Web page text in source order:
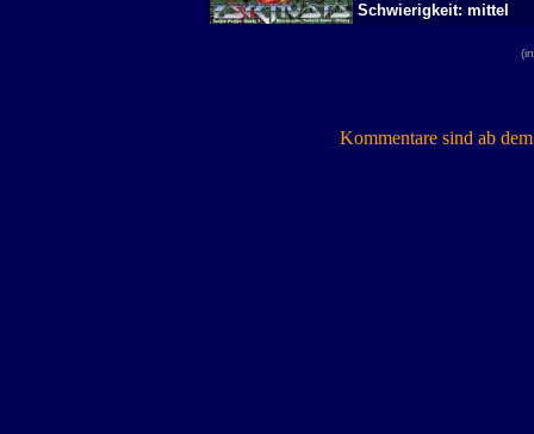
Schwierigkeit: mittel
Kommentare sind ab